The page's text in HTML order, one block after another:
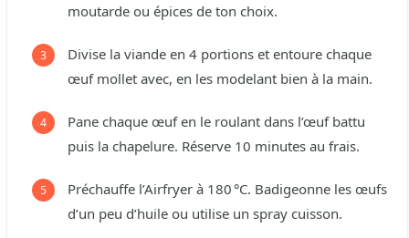
moutarde ou épices de ton choix.
Divise la viande en 4 portions et entoure chaque
œuf mollet avec, en les modelant bien à la main.
Pane chaque œuf en le roulant dans l’œuf battu
puis la chapelure. Réserve 10 minutes au frais.
Préchauffe l’Airfryer à 180 °C. Badigeonne les œufs
d’un peu d’huile ou utilise un spray cuisson.